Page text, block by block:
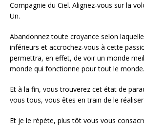
Compagnie du Ciel. Alignez-vous sur la
Un.
Abandonnez toute croyance selon
inférieurs et accrochez-vous à cette
permettra, en effet, de voir un monde
monde qui fonctionne pour tout le monde.
Et à la fin, vous trouverez cet état de
vous tous, vous êtes en train de le réaliser.
Et je le répète, plus tôt vous vous